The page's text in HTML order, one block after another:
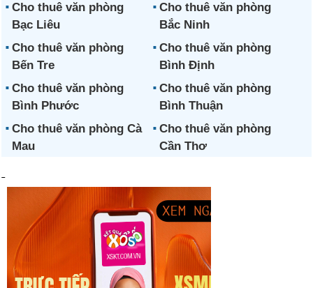
Cho thuê văn phòng
Bạc Liêu
Cho thuê văn phòng
Bắc Ninh
Cho thuê văn phòng
Bến Tre
Cho thuê văn phòng
Bình Định
Cho thuê văn phòng
Bình Phước
Cho thuê văn phòng
Bình Thuận
Cho thuê văn phòng Cà
Mau
Cho thuê văn phòng
Cần Thơ